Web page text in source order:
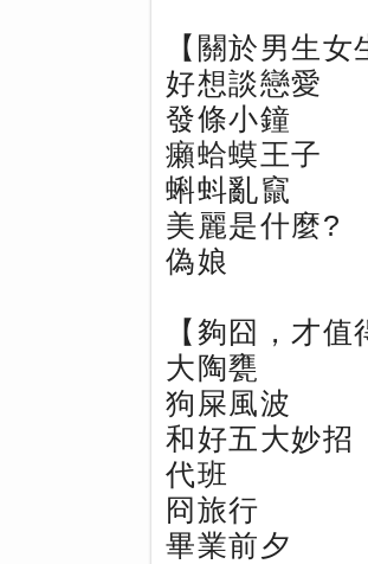
【關於男生女
好想談戀愛
發條小鐘
癩蛤蟆王子
蝌蚪亂竄
美麗是什麼?
偽娘
【夠囧，才
大陶甕
狗屎風波
和好五大妙招
代班
冏旅行
畢業前夕